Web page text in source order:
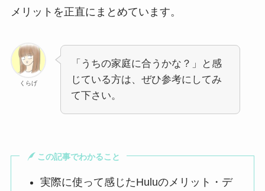
メリットを正直にまとめています。
くらげ
「うちの家庭に合うかな？」と感
じている方は、ぜひ参考にしてみ
て下さい。
この記事でわかること
実際に使って感じたHuluのメリット・デ